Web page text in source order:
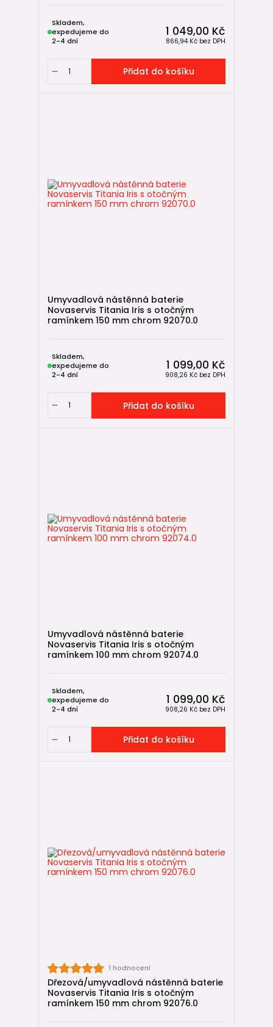
1 049,00 Kč
866,94 Kč bez DPH
Skladem,
expedujeme do
2-4 dní
Přidat do košíku
Umyvadlová nástěnná baterie
Novaservis Titania Iris s otočným
ramínkem 150 mm chrom 92070.0
1 099,00 Kč
908,26 Kč bez DPH
Skladem,
expedujeme do
2-4 dní
Přidat do košíku
Umyvadlová nástěnná baterie
Novaservis Titania Iris s otočným
ramínkem 100 mm chrom 92074.0
1 099,00 Kč
908,26 Kč bez DPH
Skladem,
expedujeme do
2-4 dní
Přidat do košíku
1 hodnocení
Dřezová/umyvadlová nástěnná baterie
Novaservis Titania Iris s otočným
ramínkem 150 mm chrom 92076.0